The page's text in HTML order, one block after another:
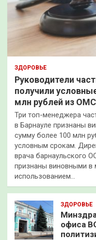
ЗДОРОВЬЕ
Руководители
получили
млн рублей из ОМС
Три топ-менеджера
в Барнауле признаны
сумму более 100 млн
условным срокам.
врача барнаульского
признаны виновными в
использованием…
ЗДОРОВЬЕ
офиса